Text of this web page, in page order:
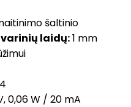
šaltinio
laidų:1 mm
0,06 W / 20 mA